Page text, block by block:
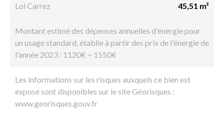
Loi Carrez 45,51 m²
Montant estimé des dépenses annuelles d'énergie pour
un usage standard, établie à partir des prix de l'énergie de
l'année 2023 : 1120€ ~ 1550€
Les informations sur les risques auxquels ce bien est
exposé sont disponibles sur le site Géorisques :
www.georisques.gouv.fr